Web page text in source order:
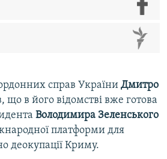
справ України Дмитро
що в його відомстві вже готова
Володимира Зеленського
платформи для
деокупації Криму.